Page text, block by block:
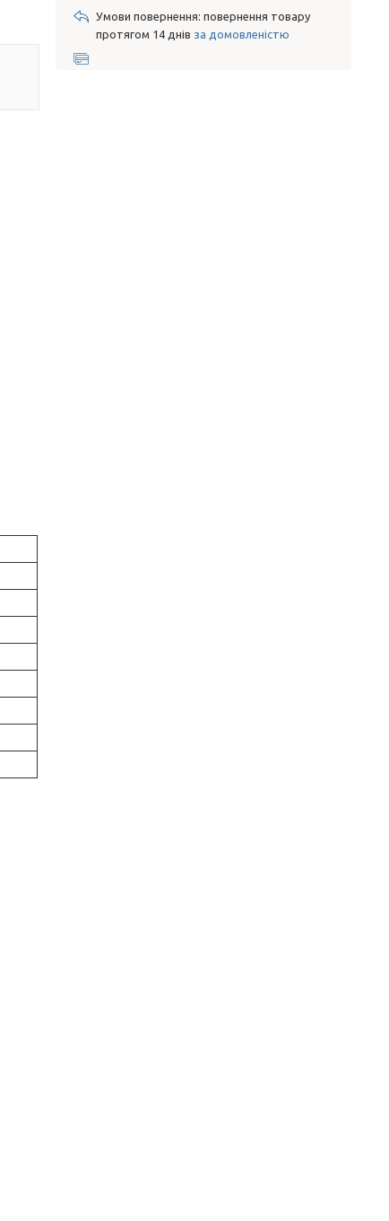
повернення товару
протягом 14 днів за домовленістю